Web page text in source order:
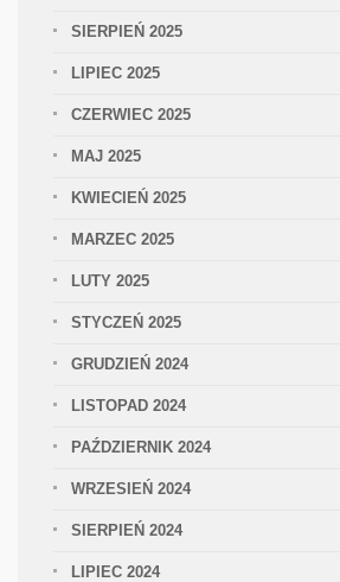
SIERPIEŃ 2025
LIPIEC 2025
CZERWIEC 2025
MAJ 2025
KWIECIEŃ 2025
MARZEC 2025
LUTY 2025
STYCZEŃ 2025
GRUDZIEŃ 2024
LISTOPAD 2024
PAŹDZIERNIK 2024
WRZESIEŃ 2024
SIERPIEŃ 2024
LIPIEC 2024